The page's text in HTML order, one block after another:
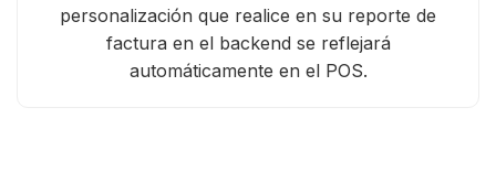
personalización que realice en su reporte de
factura en el backend se reflejará
automáticamente en el POS.